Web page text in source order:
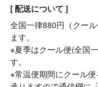
[ 配送について ]
全国一律880円（クー
ます。
※夏季はクール便(全国
す。
※常温便期間にクール